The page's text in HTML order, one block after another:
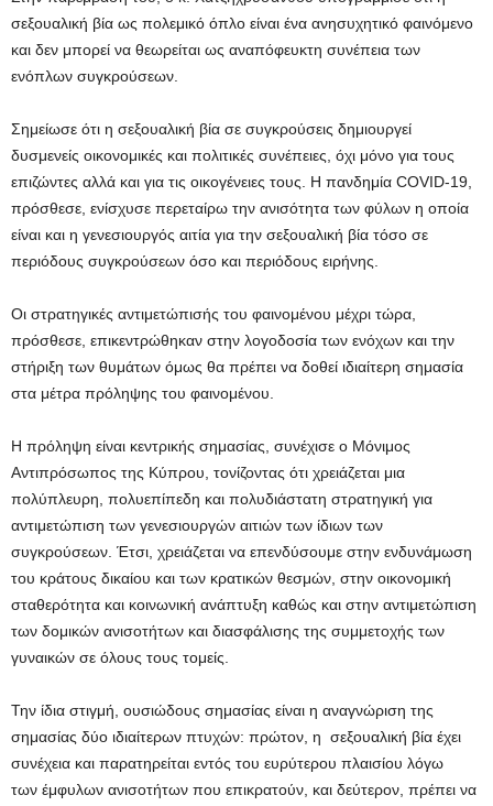
σεξουαλική βία ως πολεμικό όπλο είναι ένα ανησυχητικό φαινόμενο
και δεν μπορεί να θεωρείται ως αναπόφευκτη συνέπεια των
ενόπλων συγκρούσεων.
Σημείωσε ότι η σεξουαλική βία σε συγκρούσεις δημιουργεί
δυσμενείς οικονομικές και πολιτικές συνέπειες, όχι μόνο για τους
επιζώντες αλλά και για τις οικογένειες τους. Η πανδημία COVID-19,
πρόσθεσε, ενίσχυσε περεταίρω την ανισότητα των φύλων η οποία
είναι και η γενεσιουργός αιτία για την σεξουαλική βία τόσο σε
περιόδους συγκρούσεων όσο και περιόδους ειρήνης.
Οι στρατηγικές αντιμετώπισής του φαινομένου μέχρι τώρα,
πρόσθεσε, επικεντρώθηκαν στην λογοδοσία των ενόχων και την
στήριξη των θυμάτων όμως θα πρέπει να δοθεί ιδιαίτερη σημασία
στα μέτρα πρόληψης του φαινομένου.
Η πρόληψη είναι κεντρικής σημασίας, συνέχισε ο Μόνιμος
Αντιπρόσωπος της Κύπρου, τονίζοντας ότι χρειάζεται μια
πολύπλευρη, πολυεπίπεδη και πολυδιάστατη στρατηγική για
αντιμετώπιση των γενεσιουργών αιτιών των ίδιων των
συγκρούσεων. Έτσι, χρειάζεται να επενδύσουμε στην ενδυνάμωση
του κράτους δικαίου και των κρατικών θεσμών, στην οικονομική
σταθερότητα και κοινωνική ανάπτυξη καθώς και στην αντιμετώπιση
των δομικών ανισοτήτων και διασφάλισης της συμμετοχής των
γυναικών σε όλους τους τομείς.
Την ίδια στιγμή, ουσιώδους σημασίας είναι η αναγνώριση της
σημασίας δύο ιδιαίτερων πτυχών: πρώτον, η σεξουαλική βία έχει
συνέχεια και παρατηρείται εντός του ευρύτερου πλαισίου λόγω
των έμφυλων ανισοτήτων που επικρατούν, και δεύτερον, πρέπει να